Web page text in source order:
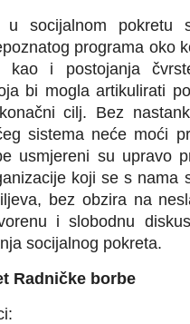
socijalnom pokretu
programa oko
kao i postojanja
bi mogla artikulirati
cilj. Bez
sistema neće moći
usmjereni su upravo
koji se s nama
bez obzira na
i slobodnu
socijalnog pokreta.
Radničke borbe